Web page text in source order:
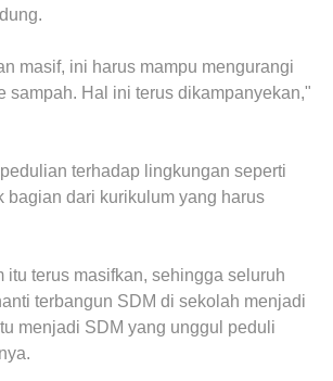
masif, ini harus mampu mengurangi
sampah. Hal ini terus dikampanyekan,"
terhadap lingkungan seperti
bagian dari kurikulum yang harus
itu terus masifkan, sehingga seluruh
terbangun SDM di sekolah menjadi
menjadi SDM yang unggul peduli